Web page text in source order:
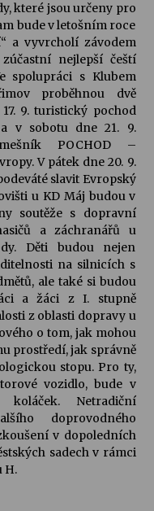
Novenka v Klášteře
svět
které jsou určeny pro
bude v letošním roce
a vyvrcholí závodem
nejlepší čeští
spolupráci s Klubem
proběhnou dvě
9. turistický pochod
v sobotu dne 21. 9.
POCHOD –
V pátek dne 20. 9.
slavit Evropský
u KD Máj budou v
soutěže s dopravní
a záchranářů u
Děti budou nejen
na silnicích s
ale také si budou
a žáci z I. stupně
z oblasti dopravy u
o tom, jak mohou
prostředí, jak správně
stopu. Pro ty,
vozidlo, bude v
Netradiční
doprovodného
v dopoledních
sadech v rámci
H.